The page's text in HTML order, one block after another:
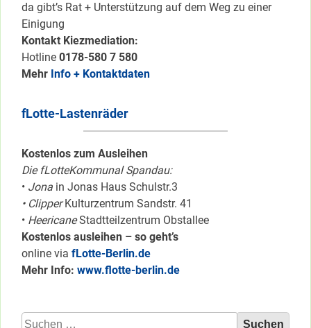
da gibt’s Rat + Unterstützung auf dem Weg zu einer
Einigung
Kontakt Kiezmediation:
Hotline 0178-580 7 580
Mehr Info + Kontaktdaten
fLotte-Lastenräder
Kostenlos zum Ausleihen
Die fLotteKommunal Spandau:
• Jona in Jonas Haus Schulstr.3
• ClipperKulturzentrum Sandstr. 41
• HeericaneStadtteilzentrum Obstallee
Kostenlos ausleihen – so geht’s
online via fLotte-Berlin.de
Mehr Info: www.flotte-berlin.de
Suchen